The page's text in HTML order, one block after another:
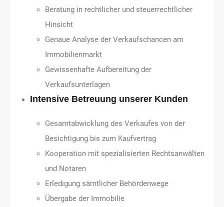
Beratung in rechtlicher und steuerrechtlicher
Hinsicht
Genaue Analyse der Verkaufschancen am
Immobilienmarkt
Gewissenhafte Aufbereitung der
Verkaufsunterlagen
Intensive Betreuung unserer Kunden
Gesamtabwicklung des Verkaufes von der
Besichtigung bis zum Kaufvertrag
Kooperation mit spezialisierten Rechtsanwälten
und Notaren
Erledigung sämtlicher Behördenwege
Übergabe der Immobilie